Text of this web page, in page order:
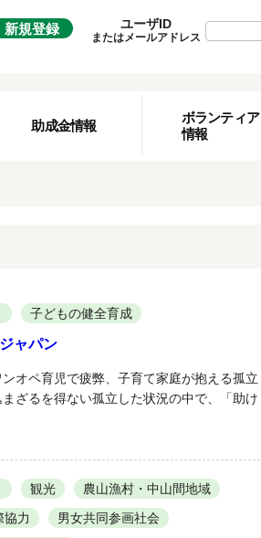
新規登録 ユーザID
またはメールアドレス
助成金情報
ボランティア
情報
子どもの健全育成
ャパン
オペ育児で疲弊、子育て家庭が抱える孤立
ざるを得ない孤立した状況の中で、「助け
観光
農山漁村・中山間地域
協力
男女共同参画社会